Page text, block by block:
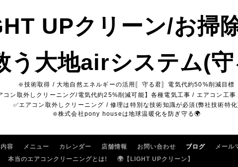
UPクリーン/お掃
う大地airシステム(
❇️技術取得 / 大地自然エネルギーの活用〚守る君〛電気代約50%削減目標
コン取外しクリーニング/電気代約25%削減可能】各種電気工事 / エアコン工事
✅エアコン取外しクリーニング / 修理は特別な技術知識が必須(弊社技術特
❇️株式会社pony houseは地球温暖化を防ぎ守る🌍
容 メニュー カレンダー 店舗情報 お問い合わせ ブログ
メール
本当のエアコンクリーニングとは! 🌍【LIGHT UPクリーン】